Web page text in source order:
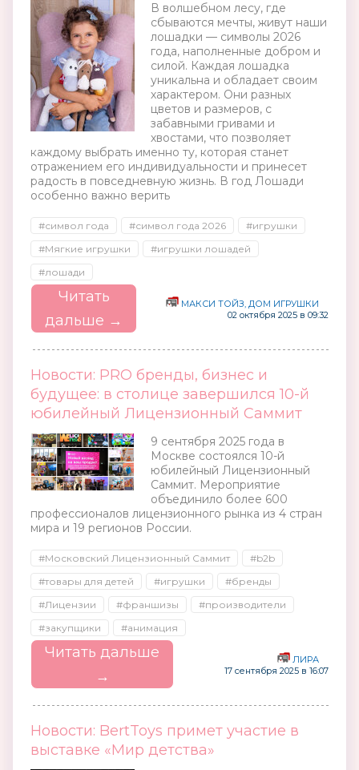
В волшебном лесу, где
сбываются мечты, живут наши
лошадки — символы 2026
года, наполненные добром и
силой. Каждая лошадка
уникальна и обладает своим
характером. Они разных
цветов и размеров, с
забавными гривами и
хвостами, что позволяет
каждому выбрать именно ту, которая станет
отражением его индивидуальности и принесет
радость в повседневную жизнь. В год Лошади
особенно важно верить
#символ года #символ года 2026
#игрушки
#Мягкие игрушки
#игрушки лошадей
#лошади
Читать
дальше →
МАКСИ ТОЙЗ, ДОМ ИГРУШКИ
02 октября 2025 в 09:32
Новости: PRO бренды, бизнес и
будущее: в столице завершился 10-й
юбилейный Лицензионный Саммит
9 сентября 2025 года в
Москве состоялся 10-й
юбилейный Лицензионный
Саммит. Мероприятие
объединило более 600
профессионалов лицензионного рынка из 4 стран
мира и 19 регионов России.
#Московский Лицензионный Саммит
#b2b
#товары для детей
#игрушки
#бренды
#Лицензии
#франшизы
#производители
#закупщики
#анимация
Читать дальше
→
ЛИРА
17 сентября 2025 в 16:07
Новости: BertToys примет участие в
выставке «Мир детства»